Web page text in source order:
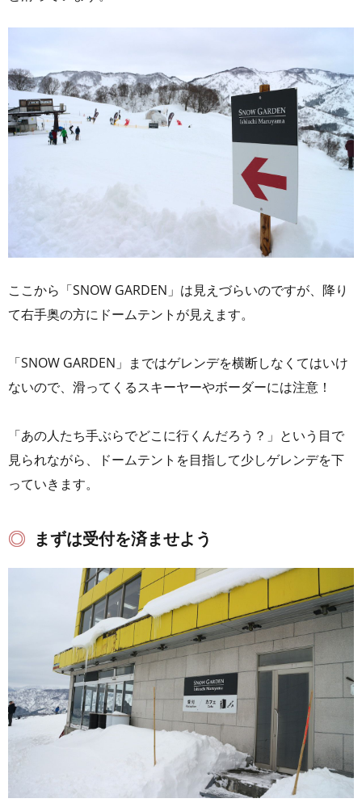
ここから「SNOW GARDEN」は見えづらいのですが、降り
て右手奥の方にドームテントが見えます。
「SNOW GARDEN」まではゲレンデを横断しなくてはいけ
ないので、滑ってくるスキーヤーやボーダーには注意！
「あの人たち手ぶらでどこに行くんだろう？」という目で
見られながら、ドームテントを目指して少しゲレンデを下
っていきます。
まずは受付を済ませよう